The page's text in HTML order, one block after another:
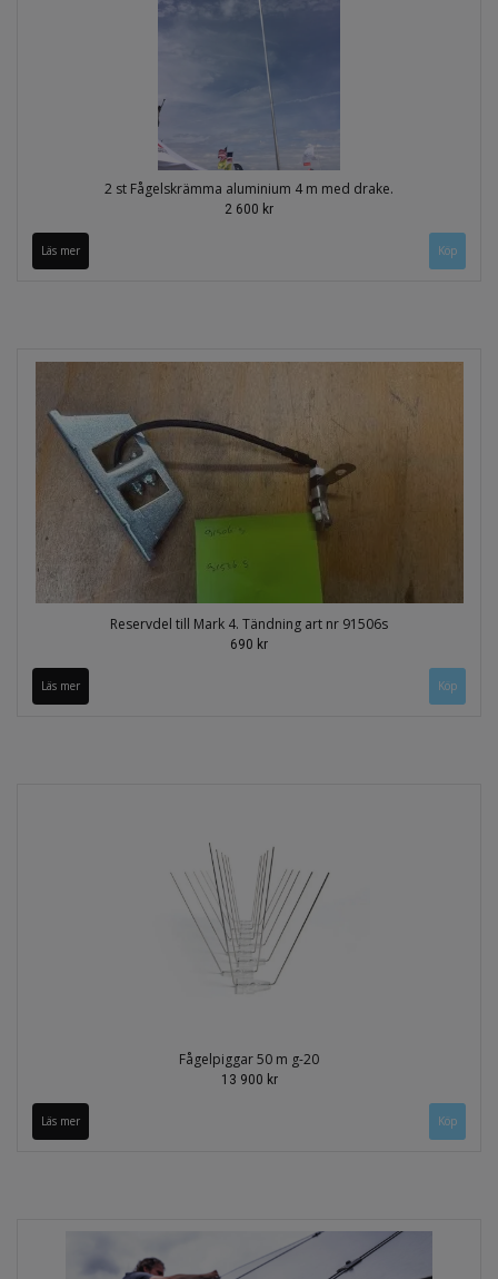
2 st Fågelskrämma aluminium 4 m med drake.
2 600 kr
Läs mer
Reservdel till Mark 4. Tändning art nr 91506s
690 kr
Läs mer
Fågelpiggar 50 m g-20
13 900 kr
Läs mer